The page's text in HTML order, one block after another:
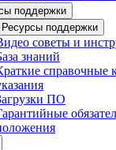
поддержки
Ресурсы поддержки
советы и
знаний
справочные
ПО